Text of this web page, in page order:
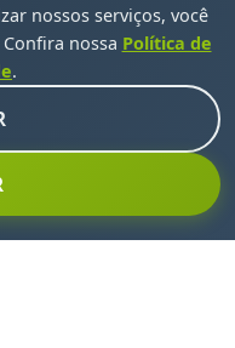
nossos serviços, você
nossa Política de
.